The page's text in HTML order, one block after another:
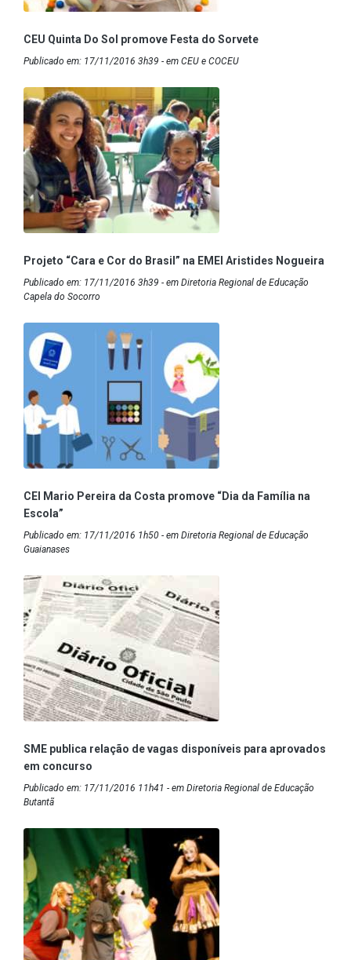
CEU Quinta Do Sol promove Festa do Sorvete
Publicado em: 17/11/2016 3h39 - em CEU e COCEU
Projeto “Cara e Cor do Brasil” na EMEI Aristides Nogueira
Publicado em: 17/11/2016 3h39 - em Diretoria Regional de Educação
Capela do Socorro
CEI Mario Pereira da Costa promove “Dia da Família na
Escola”
Publicado em: 17/11/2016 1h50 - em Diretoria Regional de Educação
Guaianases
SME publica relação de vagas disponíveis para aprovados
em concurso
Publicado em: 17/11/2016 11h41 - em Diretoria Regional de Educação
Butantã